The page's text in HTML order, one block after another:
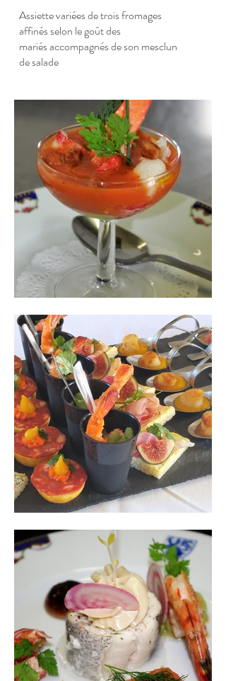
Assiette variées de trois fromages
affinés selon le goût des
mariés accompagnés de son mesclun
de salade